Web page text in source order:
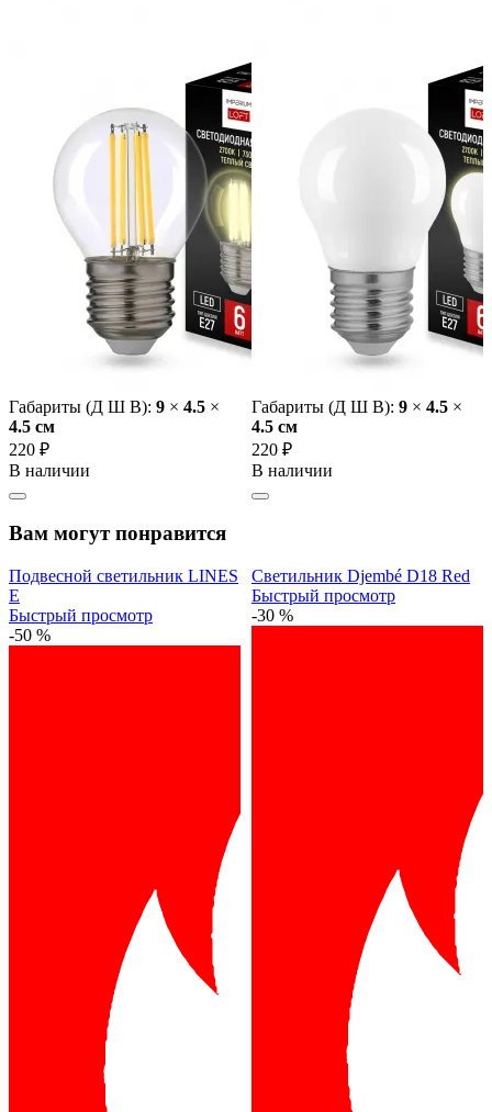
Габариты (Д Ш В): 9 × 4.5 ×
4.5 cм
220 ₽
В наличии
Габариты (Д Ш В): 9 × 4.5 ×
4.5 cм
220 ₽
В наличии
Вам могут понравится
Подвесной светильник LINES
E
Быстрый просмотр
-50 %
Светильник Djembé D18 Red
Быстрый просмотр
-30 %